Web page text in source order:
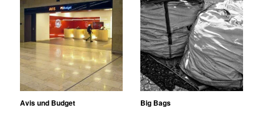
Avis und Budget Big Bags